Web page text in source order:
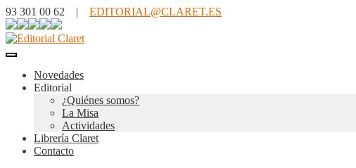
93 301 00 62 | EDITORIAL@CLARET.ES
Novedades
Editorial
¿Quiénes somos?
La Misa
Actividades
Librería Claret
Contacto